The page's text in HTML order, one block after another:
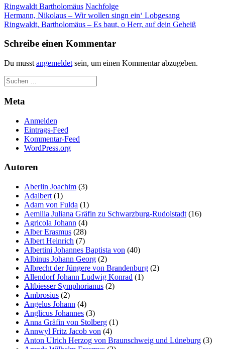
Ringwaldt Bartholomäus Nachfolge
Beitragsnavigation
Hermann, Nikolaus – Wir wollen singn ein‘ Lobgesang
Ringwaldt, Bartholomäus – Es baut, o Herr, auf dein Geheiß
Schreibe einen Kommentar
Du musst angemeldet sein, um einen Kommentar abzugeben.
Meta
Anmelden
Eintrags-Feed
Kommentar-Feed
WordPress.org
Autoren
Aberlin Joachim (3)
Adalbert (1)
Adam von Fulda (1)
Aemilia Juliana Gräfin zu Schwarzburg-Rudolstadt (16)
Agricola Johann (4)
Alber Erasmus (28)
Albert Heinrich (7)
Albertini Johannes Baptista von (40)
Albinus Johann Georg (2)
Albrecht der Jüngere von Brandenburg (2)
Allendorf Johann Ludwig Konrad (1)
Altbiesser Symphorianus (2)
Ambrosius (2)
Angelus Johann (4)
Anglicus Johannes (3)
Anna Gräfin von Stolberg (1)
Annwyl Fritz Jacob von (4)
Anton Ulrich Herzog von Braunschweig und Lüneburg (3)